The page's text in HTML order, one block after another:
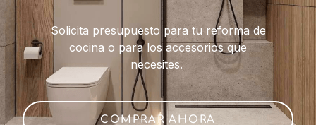
Solicita presupuesto para tu reforma de
cocina o para los accesorios que
necesites.
COMPRAR AHORA